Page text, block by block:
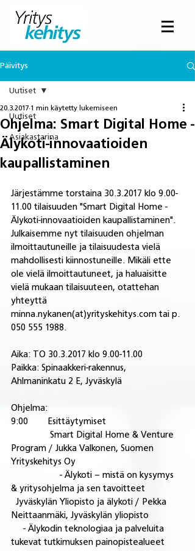
Päivitys
Uutiset
Asiakastarina
Uutiset
Ohjelma: Smart Digital Home -
Älykoti-innovaatioiden
kaupallistaminen
20.3.2017 1 min käytetty lukemiseen
Järjestämme torstaina 30.3.2017 klo 9.00-
11.00 tilaisuuden "Smart Digital Home -
Älykoti-innovaatioiden kaupallistaminen".
Julkaisemme nyt tilaisuuden ohjelman
ilmoittautuneille ja tilaisuudesta vielä
mahdollisesti kiinnostuneille. Mikäli ette
ole vielä ilmoittautuneet, ja haluaisitte
vielä mukaan tilaisuuteen, otattehan
yhteyttä
minna.nykanen(at)yrityskehitys.com tai p.
050 555 1988.
Aika: TO 30.3.2017 klo 9.00-11.00
Paikka: Spinaakkeri-rakennus,
Ahlmaninkatu 2 E, Jyväskylä
Ohjelma:
9:00        Esittäytymiset
Smart Digital Home & Venture
Program / Jukka Valkonen, Suomen
Yrityskehitys Oy
- Älykoti – mistä on kysymys
& yritysohjelma ja sen tavoitteet
Jyväskylän Yliopisto ja älykoti / Pekka
Neittaanmäki, Jyväskylän yliopisto
- Älykodin teknologiaa ja palveluita
tukevat tutkimuksen painopistealueet